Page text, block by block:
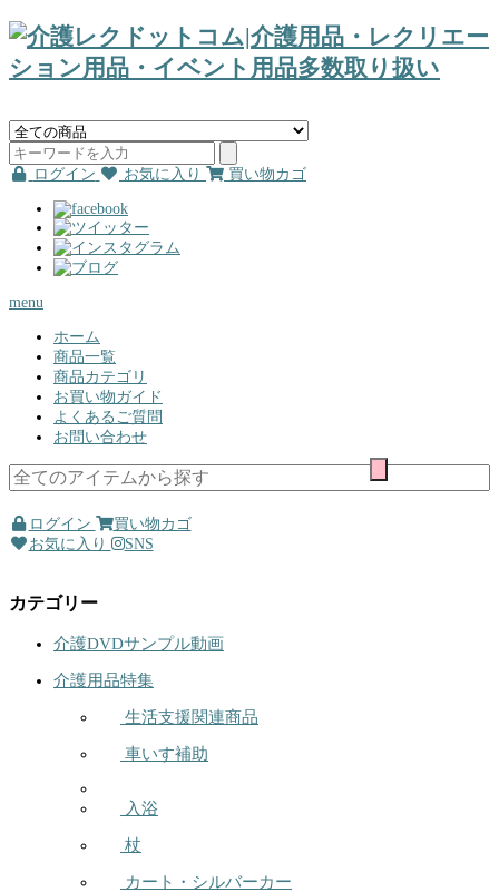
ログイン お気に入り 買い物カゴ
menu
ホーム
商品一覧
商品カテゴリ
お買い物ガイド
よくあるご質問
お問い合わせ
ログイン
買い物カゴ
お気に入り
SNS
カテゴリー
介護DVDサンプル動画
介護用品特集
生活支援関連商品
車いす補助
入浴
杖
カート・シルバーカー